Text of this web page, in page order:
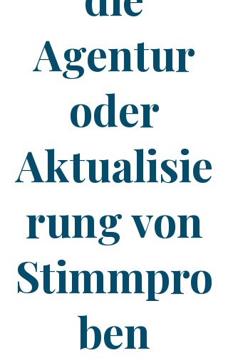
Agentur
oder
Aktualisie
rung von
Stimmpro
ben